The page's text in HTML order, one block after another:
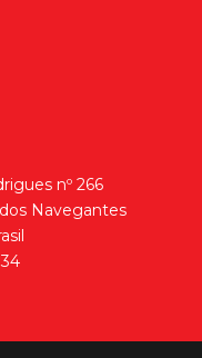
nº 266
Navegantes